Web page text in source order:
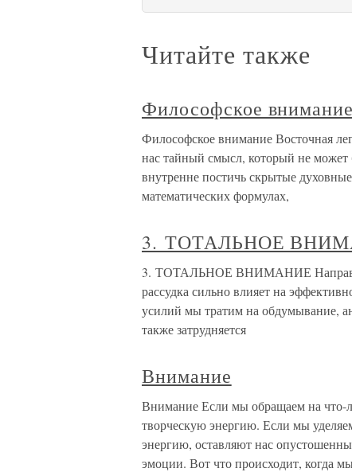
Читайте также
Философское внимание
Философское внимание Восточная
нас тайный смысл, который не
внутренне постичь скрытые
математических формулах,
3. ТОТАЛЬНОЕ
3. ТОТАЛЬНОЕ ВНИМАНИЕ
рассудка сильно влияет на
усилий мы тратим на обдумывание,
также затрудняется
Внимание
Внимание Если мы обращаем на что-
творческую энергию. Если мы
энергию, оставляют нас
эмоции. Вот что происходит, когда